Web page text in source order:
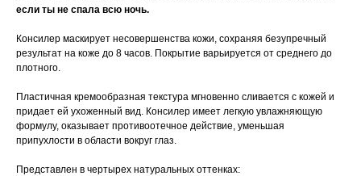
если ты не спала всю ночь.
Консилер маскирует несовершенства кожи, сохраняя безупречный
результат на коже до 8 часов. Покрытие варьируется от среднего до
плотного.
Пластичная кремообразная текстура мгновенно сливается с кожей и
придает ей ухоженный вид. Консилер имеет легкую увлажняющую
формулу, оказывает противоотечное действие, уменьшая
припухлости в области вокруг глаз.
Представлен в чертырех натуральных оттенках: